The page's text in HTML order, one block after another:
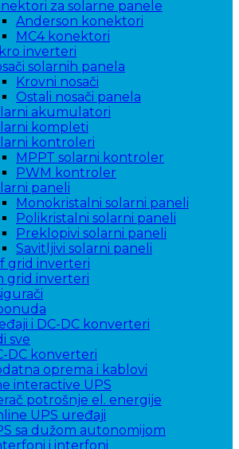
za solarne panele
Anderson konektori
MC4 konektori
inverteri
solarnih panela
Krovni nosači
Ostali nosači panela
akumulatori
kompleti
kontroleri
MPPT solarni kontroler
PWM kontroler
paneli
Monokristalni solarni paneli
Polikristalni solarni paneli
Preklopivi solarni paneli
Savitljivi solarni paneli
grid inverteri
grid inverteri
i DC-DC konverteri
sve
DC konverteri
oprema i kablovi
interactive UPS
potrošnje el. energije
UPS uređaji
sa dužom autonomijom
i interfoni